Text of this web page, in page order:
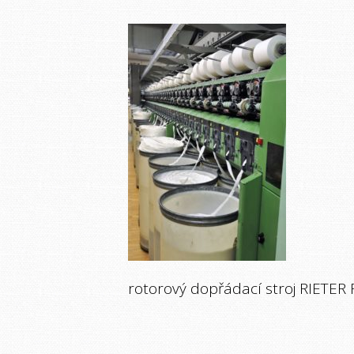
rotorový dopřádací stroj RIETER